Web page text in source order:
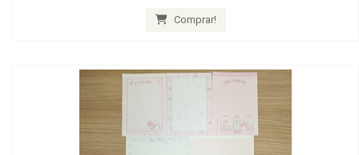
Comprar!